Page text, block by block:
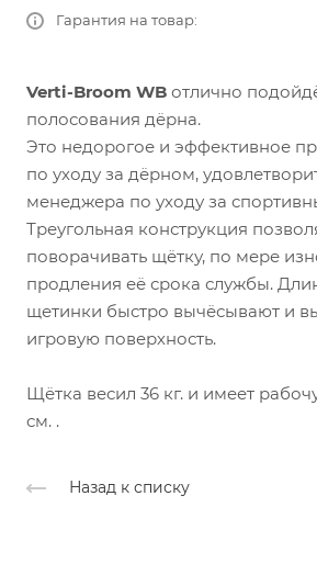
Гарантия на товар:
Verti-Broom WB отлично
полосования дёрна.
Это недорогое и эффективное
по уходу за дёрном,
менеджера по уходу за
Треугольная конструкция
поворачивать щётку, по мере
продления её срока службы.
щетинки быстро вычёсывают и
игровую поверхность.
Щётка весил 36 кг. и имеет
см. .
Назад к списку